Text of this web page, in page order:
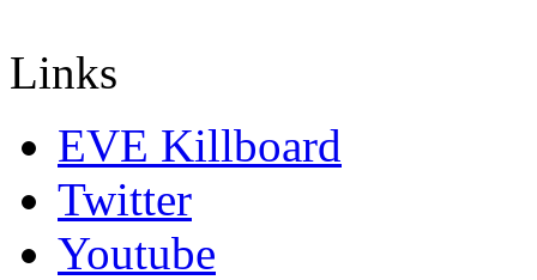
Links
EVE Killboard
Twitter
Youtube